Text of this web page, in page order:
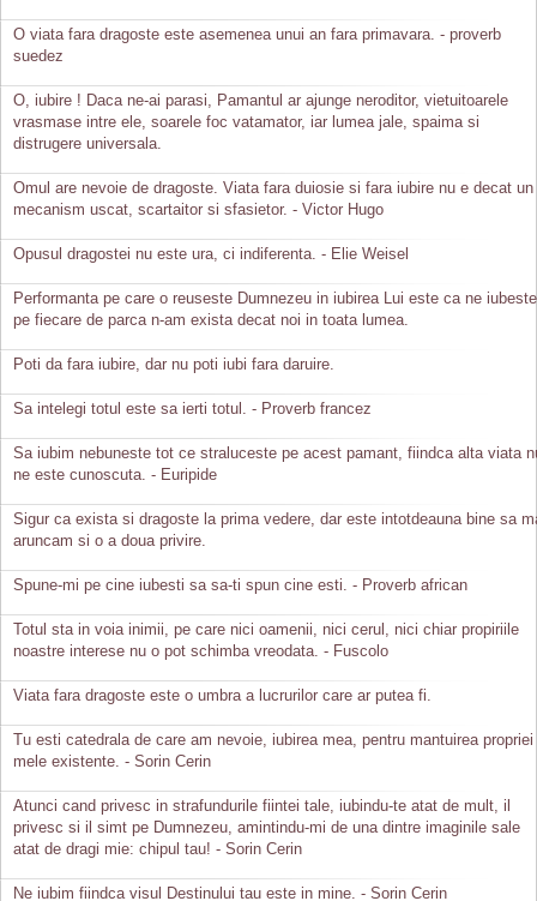
O viata fara dragoste este asemenea unui an fara primavara. - proverb
suedez
O, iubire ! Daca ne-ai parasi, Pamantul ar ajunge neroditor, vietuitoarele
vrasmase intre ele, soarele foc vatamator, iar lumea jale, spaima si
distrugere universala.
Omul are nevoie de dragoste. Viata fara duiosie si fara iubire nu e decat un
mecanism uscat, scartaitor si sfasietor. - Victor Hugo
Opusul dragostei nu este ura, ci indiferenta. - Elie Weisel
Performanta pe care o reuseste Dumnezeu in iubirea Lui este ca ne iubeste
pe fiecare de parca n-am exista decat noi in toata lumea.
Poti da fara iubire, dar nu poti iubi fara daruire.
Sa intelegi totul este sa ierti totul. - Proverb francez
Sa iubim nebuneste tot ce straluceste pe acest pamant, fiindca alta viata
ne este cunoscuta. - Euripide
Sigur ca exista si dragoste la prima vedere, dar este intotdeauna bine sa
aruncam si o a doua privire.
Spune-mi pe cine iubesti sa sa-ti spun cine esti. - Proverb african
Totul sta in voia inimii, pe care nici oamenii, nici cerul, nici chiar propiriile
noastre interese nu o pot schimba vreodata. - Fuscolo
Viata fara dragoste este o umbra a lucrurilor care ar putea fi.
Tu esti catedrala de care am nevoie, iubirea mea, pentru mantuirea propriei
mele existente. - Sorin Cerin
Atunci cand privesc in strafundurile fiintei tale, iubindu-te atat de mult, il
privesc si il simt pe Dumnezeu, amintindu-mi de una dintre imaginile sale
atat de dragi mie: chipul tau! - Sorin Cerin
Ne iubim fiindca visul Destinului tau este in mine. - Sorin Cerin